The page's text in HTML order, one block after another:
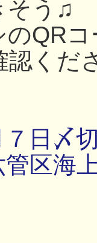
そう♫
QR
認くだ
日〆
区海